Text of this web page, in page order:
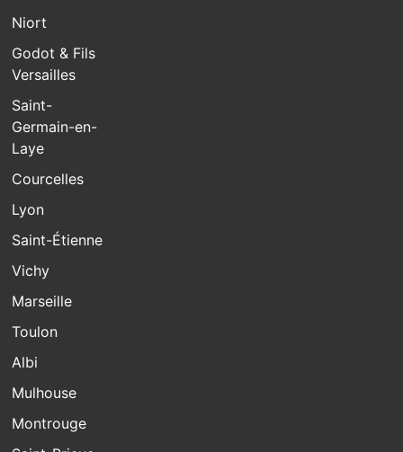
Niort
Godot & Fils
Versailles
Saint-
Germain-en-
Laye
Courcelles
Lyon
Saint-Étienne
Vichy
Marseille
Toulon
Albi
Mulhouse
Montrouge